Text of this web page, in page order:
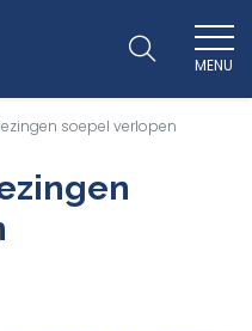
MENU
soepel verlopen